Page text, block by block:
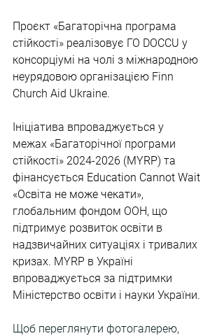
Проєкт «Багаторічна програма
стійкості» реалізовує ГО DOCCU у
консорціумі на чолі з міжнародною
неурядовою організацією Finn
Church Aid Ukraine.
Ініціатива впроваджується у
межах «Багаторічної програми
стійкості» 2024-2026 (MYRP) та
фінансується Education Cannot Wait
«Освіта не може чекати»,
глобальним фондом ООН, що
підтримує розвиток освіти в
надзвичайних ситуаціях і тривалих
кризах. MYRP в Україні
впроваджується за підтримки
Міністерство освіти і науки України.
Щоб переглянути фотогалерею,